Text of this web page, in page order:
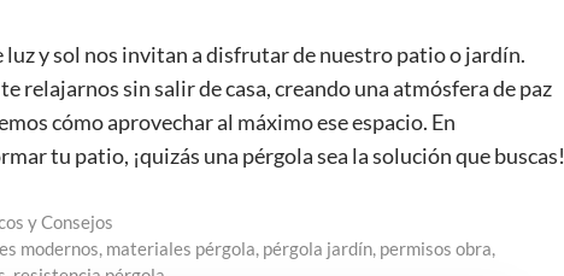
luz y sol nos invitan a disfrutar de nuestro patio o jardín.
relajarnos sin salir de casa, creando una atmósfera de paz
cómo aprovechar al máximo ese espacio. En
tu patio, ¡quizás una pérgola sea la solución que buscas!
y Consejos
modernos, materiales pérgola, pérgola jardín, permisos obra,